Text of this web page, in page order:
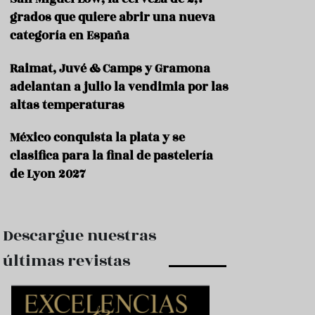
s
r
a
n
F
n
grados que quiere abrir una nueva
categoría en España
Raimat, Juvé & Camps y Gramona
adelantan a julio la vendimia por las
altas temperaturas
México conquista la plata y se
clasifica para la final de pastelería
de Lyon 2027
Descargue nuestras
últimas revistas